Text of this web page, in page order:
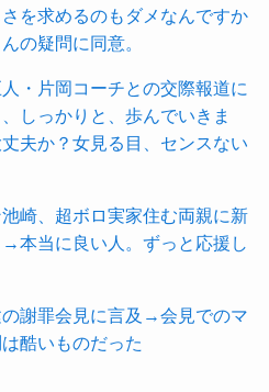
さを求めるのもダメなんですか
の疑問に同意。
・片岡コーチとの交際報道に
、しっかりと、歩んでいきま
夫か？女見る目、センスない
崎、超ボロ実家住む両親に新
本当に良い人。ずっと応援し
謝罪会見に言及→会見でのマ
酷いものだった